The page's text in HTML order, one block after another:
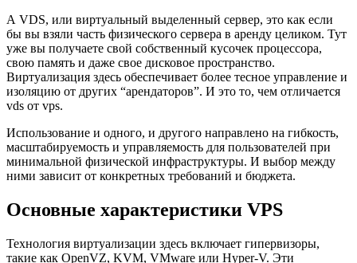
А VDS, или виртуальный выделенный сервер, это как если
бы вы взяли часть физического сервера в аренду целиком. Тут
уже вы получаете свой собственный кусочек процессора,
свою память и даже свое дисковое пространство.
Виртуализация здесь обеспечивает более тесное управление и
изоляцию от других “арендаторов”. И это то, чем отличается
vds от vps.
Использование и одного, и другого направлено на гибкость,
масштабируемость и управляемость для пользователей при
минимальной физической инфраструктуры. И выбор между
ними зависит от конкретных требований и бюджета.
Основные характеристики VPS
Технология виртуализации здесь включает гипервизоры,
такие как OpenVZ, KVM, VMware или Hyper-V. Эти